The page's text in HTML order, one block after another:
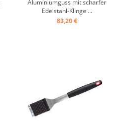
Aluminiumguss mit scharfer
Edelstahl-Klinge ...
83,20 €